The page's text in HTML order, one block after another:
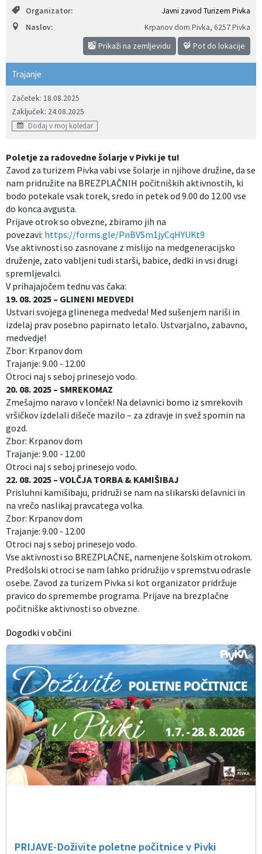
Organizator:
Javni zavod Turizem Pivka
Naslov:
Krpanov dom Pivka, 6257 Pivka
Prikaži na zemljevidu Pot do lokacije
Trajanje
Začetek: 18.08.2025
Zaključek: 24.08.2025
Dodaj v moj koledar
Poletje za radovedne šolarje v Pivki je tu!
Zavod za turizem Pivka vabi vse šolarje in njihove družine, da se
nam pridružite na BREZPLAČNIH počitniških aktivnostih, ki
bodo potekale vsak torek, sredo in petek od 9.00 do 12.00 vse
do konca avgusta.
Prijave otrok so obvezne, zbiramo jih na
povezavi: https://forms.gle/PnBVSm1jyCqHYUKt9
Vse aktivnosti so zasnovane z mislijo na medgeneracijsko
druženje, zato vabljeni tudi starši, babice, dedki in vsi drugi
spremljevalci.
V prihajajočem tednu vas čaka:
19. 08. 2025 – GLINENI MEDVEDI
Ustvari svojega glinenega medveda! Med sušenjem nariši in
izdelaj prav posebno papirnato letalo. Ustvarjalno, zabavno,
medvedje!
Zbor: Krpanov dom
Trajanje: 9.00 - 12.00
Otroci naj s seboj prinesejo vodo.
20. 08. 2025 – SMREKOMAZ
Zmešajmo naravo v lonček! Na delavnici bomo iz smrekovih
vršičkov izdelali dišeče mazilo – za zdravje in svež spomin na
gozd.
Zbor: Krpanov dom
Trajanje: 9.00 - 12.00
Otroci naj s seboj prinesejo vodo.
22. 08. 2025 – VOLČJA TORBA & KAMIŠIBAJ
Prisluhni kamišibaju, pridruži se nam na slikarski delavnici in
na vrečo naslikaj pravcatega volka.
Zbor: Krpanov dom
Trajanje: 9.00 - 12.00
Otroci naj s seboj prinesejo vodo.
Vse aktivnosti so BREZPLAČNE, namenjene šolskim otrokom.
Predšolski otroci se nam lahko pridružijo v spremstvu odrasle
osebe. Zavod za turizem Pivka si kot organizator pridržuje
pravico do spremembe programa. Prijave na brezplačne
počitniške aktivnosti so obvezne.
Dogodki v občini
PRIJAVE-Doživite poletne počitnice v Pivki
Izobraževanje
Kultura, šport in turizem
Sociala in zdravstvo
Skupna občinska uprava